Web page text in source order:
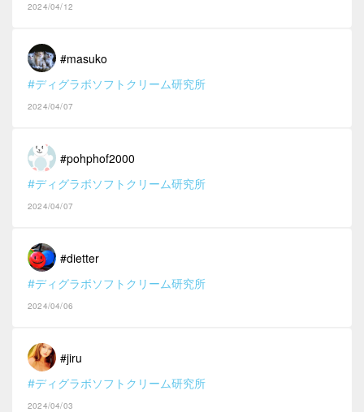
2024/04/12
#masuko
#ディグラボソフトクリーム研究所
2024/04/07
#pohphof2000
#ディグラボソフトクリーム研究所
2024/04/07
#dietter
#ディグラボソフトクリーム研究所
2024/04/06
#jiru
#ディグラボソフトクリーム研究所
2024/04/03